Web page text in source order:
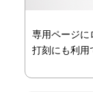
専用ページに
打刻にも利用